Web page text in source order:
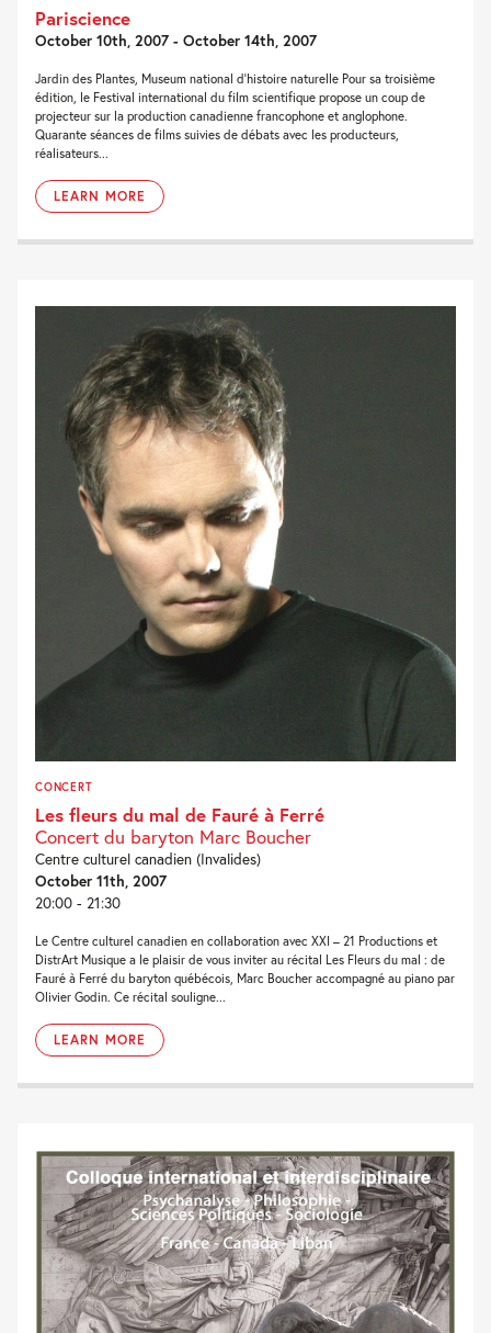
Pariscience
October 10th, 2007 - October 14th, 2007
Jardin des Plantes, Museum national d'histoire naturelle Pour sa troisième
édition, le Festival international du film scientifique propose un coup de
projecteur sur la production canadienne francophone et anglophone.
Quarante séances de films suivies de débats avec les producteurs,
réalisateurs...
LEARN MORE
CONCERT
Les fleurs du mal de Fauré à Ferré
Concert du baryton Marc Boucher
Centre culturel canadien (Invalides)
October 11th, 2007
20:00 - 21:30
Le Centre culturel canadien en collaboration avec XXI – 21 Productions et
DistrArt Musique a le plaisir de vous inviter au récital Les Fleurs du mal : de
Fauré à Ferré du baryton québécois, Marc Boucher accompagné au piano par
Olivier Godin. Ce récital souligne...
LEARN MORE